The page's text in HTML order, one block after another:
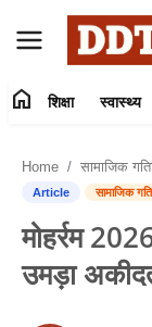
हमारे बारे में
शिक्षा
home शिक्षा स्वास्थ्य
Home सामाजिक
Article सामाजिक
मोहर्रम
उमड़ा